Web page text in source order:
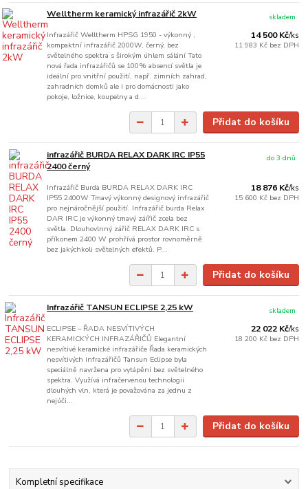
Welltherm keramický infrazářič 2kW
Infrazářič Welltherm HPSG 1950 - výkonný ,
kompaktní infrazářič 2000W, černý, bez
světelného spektra s širokým úhlem sálání Tato
nová řada infrazářičů se 100% absencí světla je
ideální pro vnitřní použití, např. zimních zahrad,
zahradních domků ale i pro domácnosti jako
pokoje, ložnice, koupelny a d...
14 500 Kč/ks
11 983 Kč bez DPH
skladem
Přidat do košíku
infrazářič BURDA RELAX DARK IRC IP55
2400 černý
Infrazářič Burda BURDA RELAX DARK IRC
IP55 2400W Tmavý výkonný designový infrazářič
pro nejnáročnější použití. Infrazářič burda Relax
DAR IRC je výkonný tmavý záířič zcela bez
světla. Dlouhovlnný zářič RELAX DARK IRC s
příkonem 2400 W prohřívá prostor rovnoměrně
bez jakýchkoli světelných efektů. P...
18 876 Kč/ks
15 600 Kč bez DPH
do 3 dnů
Přidat do košíku
Infrazářič TANSUN ECLIPSE 2,25 kW
ECLIPSE – ŘADA NESVÍTIVÝCH
KERAMICKÝCH INFRAZÁŘIČŮ Elegantní
nesvítivé keramické infrazářiče Řada keramických
nesvítivých infrazářičů Tansun Eclipse byla
speciálně navržena pro vytápění bez světelného
spektra. Využívá infračervenou technologii
dlouhých vln, která je považována za jednu z
nejúči...
22 022 Kč/ks
18 200 Kč bez DPH
skladem
Přidat do košíku
Kompletní specifikace